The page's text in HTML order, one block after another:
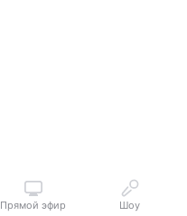
Прямой эфир Шоу